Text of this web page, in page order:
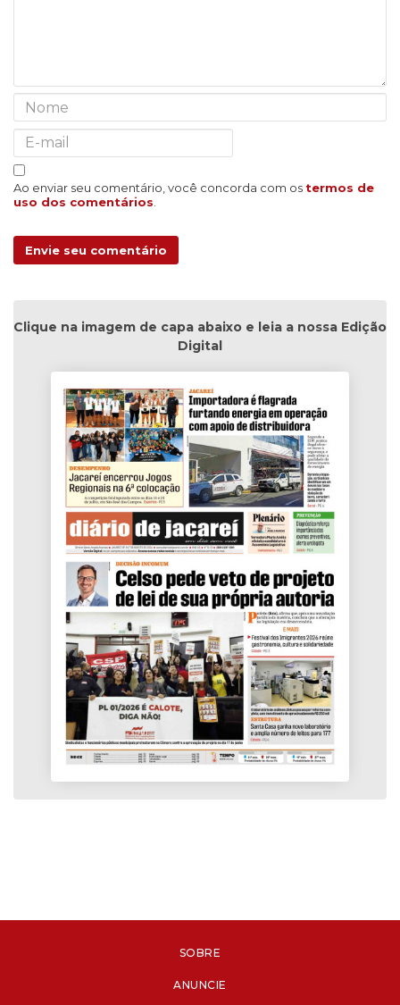
Ao enviar seu comentário, você concorda com os termos de
uso dos comentários.
Envie seu comentário
Clique na imagem de capa abaixo e leia a nossa Edição
Digital
SOBRE
ANUNCIE